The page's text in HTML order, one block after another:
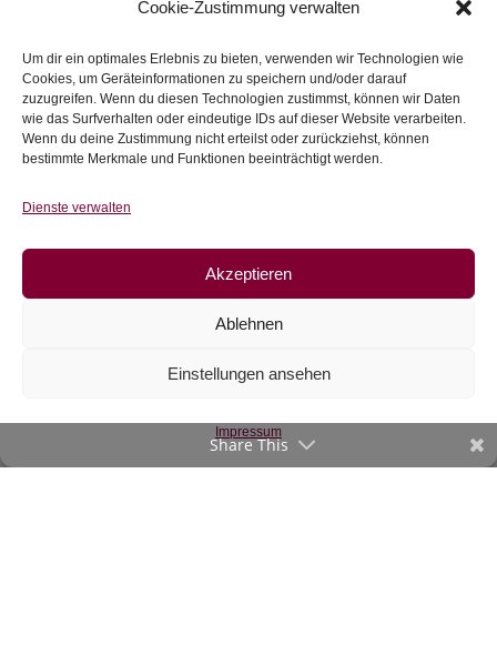
Cookie-Zustimmung verwalten
Um dir ein optimales Erlebnis zu bieten, verwenden wir Technologien wie
Cookies, um Geräteinformationen zu speichern und/oder darauf
zuzugreifen. Wenn du diesen Technologien zustimmst, können wir Daten
wie das Surfverhalten oder eindeutige IDs auf dieser Website verarbeiten.
Wenn du deine Zustimmung nicht erteilst oder zurückziehst, können
bestimmte Merkmale und Funktionen beeinträchtigt werden.
Dienste verwalten
Akzeptieren
Ablehnen
Einstellungen ansehen
Impressum
€10,90/m
inkl. 20 % MwSt.
Zur Wunschliste
€10,90/m
inkl. 20 % MwSt.
Zur Wunschliste
Share This